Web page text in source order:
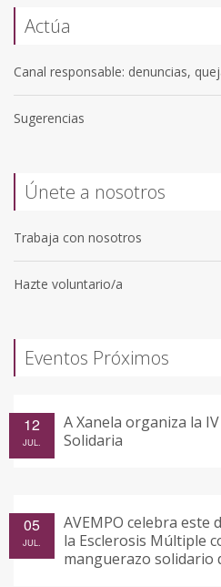
Actúa
Canal responsable: denuncias,
Sugerencias
Únete a nosotros
Trabaja con nosotros
Hazte voluntario/a
Eventos Próximos
A Xanela organiza la
Solidaria
12
JUL.
AVEMPO celebra
la Esclerosis Múltiple
manguerazo solidario
05
JUL.